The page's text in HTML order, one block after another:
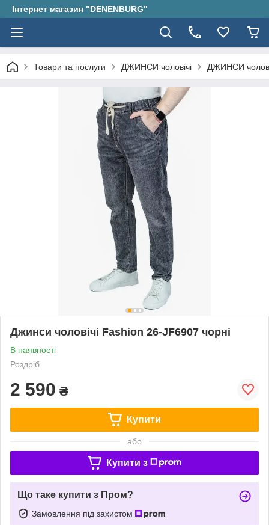
Інтернет магазин "DENENBURG"
Товари та послуги ДЖИНСИ чоловічі ДЖИНСИ
Джинси чоловічі Fashion 26-JF6907 чорні
В наявності
Роздріб
2 590 ₴
Купити
або
Купити з
Що таке купити з Пром?
Замовлення під захистом